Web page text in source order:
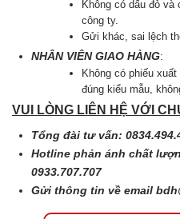
Không có dấu đỏ
công ty.
Gửi khác, sai lệch
NHÂN VIÊN GIAO HÀNG:
Không có phiếu
đúng kiểu mẫu,
VUI LÒNG LIÊN HỆ VỚI
Tổng đài tư vấn:
Hotline phản ánh chất
0933.707.707
Gửi thông tin về email